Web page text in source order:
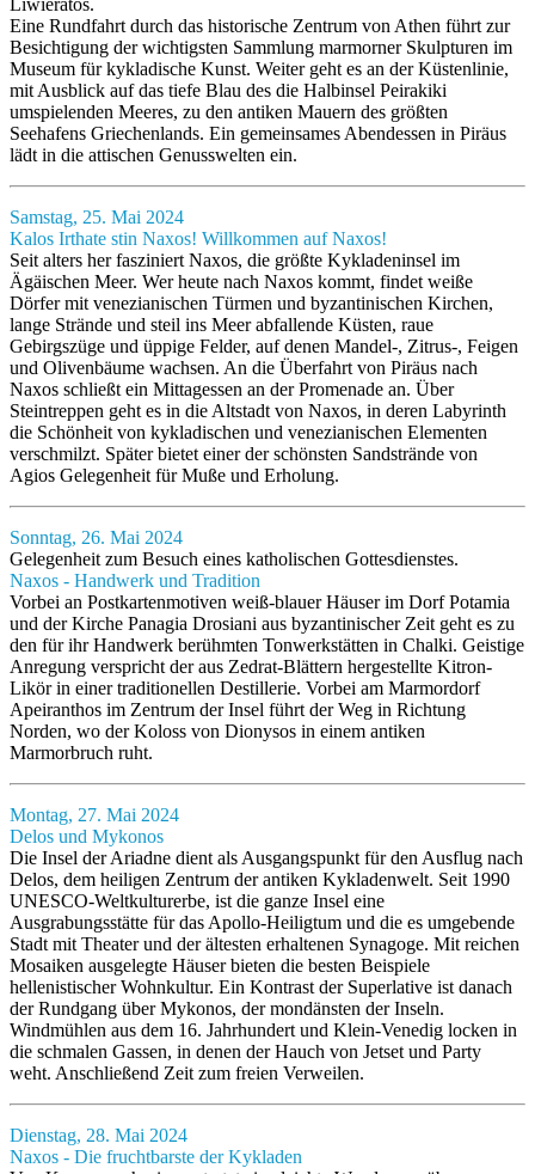
Liwieratos.
Eine Rundfahrt durch das historische Zentrum von Athen führt zur
Besichtigung der wichtigsten Sammlung marmorner Skulpturen im
Museum für kykladische Kunst. Weiter geht es an der Küstenlinie,
mit Ausblick auf das tiefe Blau des die Halbinsel Peirakiki
umspielenden Meeres, zu den antiken Mauern des größten
Seehafens Griechenlands. Ein gemeinsames Abendessen in Piräus
lädt in die attischen Genusswelten ein.
Samstag, 25. Mai 2024
Kalos Irthate stin Naxos! Willkommen auf Naxos!
Seit alters her fasziniert Naxos, die größte Kykladeninsel im
Ägäischen Meer. Wer heute nach Naxos kommt, findet weiße
Dörfer mit venezianischen Türmen und byzantinischen Kirchen,
lange Strände und steil ins Meer abfallende Küsten, raue
Gebirgszüge und üppige Felder, auf denen Mandel-, Zitrus-, Feigen
und Olivenbäume wachsen. An die Überfahrt von Piräus nach
Naxos schließt ein Mittagessen an der Promenade an. Über
Steintreppen geht es in die Altstadt von Naxos, in deren Labyrinth
die Schönheit von kykladischen und venezianischen Elementen
verschmilzt. Später bietet einer der schönsten Sandstrände von
Agios Gelegenheit für Muße und Erholung.
Sonntag, 26. Mai 2024
Gelegenheit zum Besuch eines katholischen Gottesdienstes.
Naxos - Handwerk und Tradition
Vorbei an Postkartenmotiven weiß-blauer Häuser im Dorf Potamia
und der Kirche Panagia Drosiani aus byzantinischer Zeit geht es zu
den für ihr Handwerk berühmten Tonwerkstätten in Chalki. Geistige
Anregung verspricht der aus Zedrat-Blättern hergestellte Kitron-
Likör in einer traditionellen Destillerie. Vorbei am Marmordorf
Apeiranthos im Zentrum der Insel führt der Weg in Richtung
Norden, wo der Koloss von Dionysos in einem antiken
Marmorbruch ruht.
Montag, 27. Mai 2024
Delos und Mykonos
Die Insel der Ariadne dient als Ausgangspunkt für den Ausflug nach
Delos, dem heiligen Zentrum der antiken Kykladenwelt. Seit 1990
UNESCO-Weltkulturerbe, ist die ganze Insel eine
Ausgrabungsstätte für das Apollo-Heiligtum und die es umgebende
Stadt mit Theater und der ältesten erhaltenen Synagoge. Mit reichen
Mosaiken ausgelegte Häuser bieten die besten Beispiele
hellenistischer Wohnkultur. Ein Kontrast der Superlative ist danach
der Rundgang über Mykonos, der mondänsten der Inseln.
Windmühlen aus dem 16. Jahrhundert und Klein-Venedig locken in
die schmalen Gassen, in denen der Hauch von Jetset und Party
weht. Anschließend Zeit zum freien Verweilen.
Dienstag, 28. Mai 2024
Naxos - Die fruchtbarste der Kykladen